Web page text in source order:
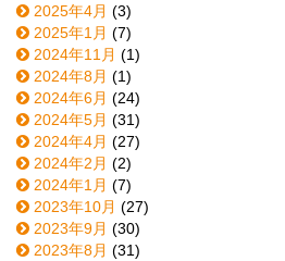
2025年4月 (3)
2025年1月 (7)
2024年11月 (1)
2024年8月 (1)
2024年6月 (24)
2024年5月 (31)
2024年4月 (27)
2024年2月 (2)
2024年1月 (7)
2023年10月 (27)
2023年9月 (30)
2023年8月 (31)